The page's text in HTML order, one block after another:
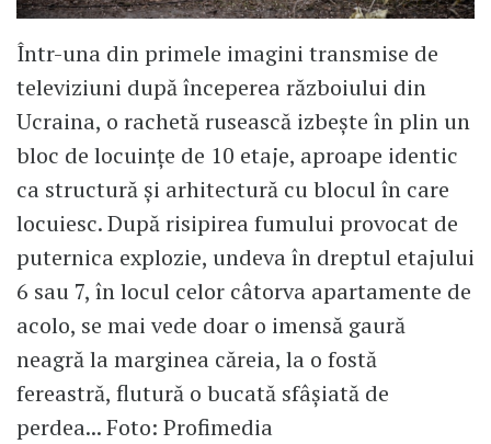
Într-una din primele imagini transmise de
televiziuni după începerea războiului din
Ucraina, o rachetă rusească izbește în plin un
bloc de locuințe de 10 etaje, aproape identic
ca structură și arhitectură cu blocul în care
locuiesc. După risipirea fumului provocat de
puternica explozie, undeva în dreptul etajului
6 sau 7, în locul celor câtorva apartamente de
acolo, se mai vede doar o imensă gaură
neagră la marginea căreia, la o fostă
fereastră, flutură o bucată sfâșiată de
perdea... Foto: Profimedia